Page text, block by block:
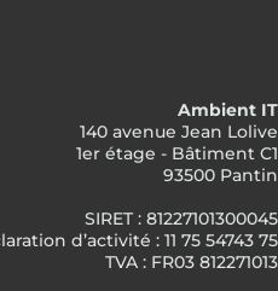
Ambient IT
140 avenue Jean Lolive
1er étage - Bâtiment C1
93500 Pantin
SIRET : 81227101300045
d’activité : 11 75 54743 75
TVA : FR03 812271013